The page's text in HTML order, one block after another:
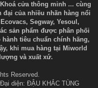
cửa thông minh ... cùng
của nhiều nhãn hàng nổi
Segway, Yesoul,
sản phẩm được phân phối
tiêu chuẩn chính hãng,
khi mua hàng tại Miworld
và xuất xứ.
Reserved.
diện: ĐẬU KHẮC TÙNG